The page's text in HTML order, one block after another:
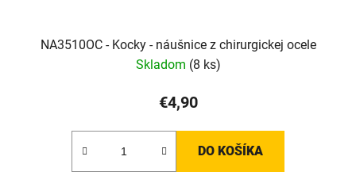
NA3510OC - Kocky - náušnice z chirurgickej ocele
Skladom (8 ks)
€4,90
DO KOŠÍKA